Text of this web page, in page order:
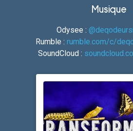
Musique
Odysee :
Rumble : rumble.com/c/
SoundCloud :